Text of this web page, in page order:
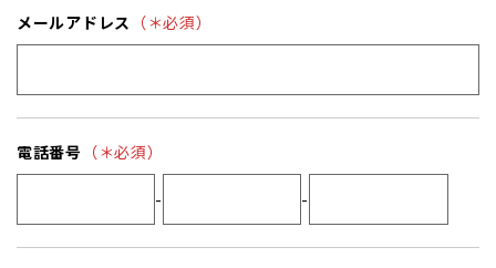
メールアドレス （＊必須）
電話番号 （＊必須）
- -